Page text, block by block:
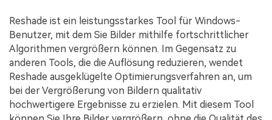
Reshade ist ein leistungsstarkes Tool für Windows-
Benutzer, mit dem Sie Bilder mithilfe fortschrittlicher
Algorithmen vergrößern können. Im Gegensatz zu
anderen Tools, die die Auflösung reduzieren, wendet
Reshade ausgeklügelte Optimierungsverfahren an, um
bei der Vergrößerung von Bildern qualitativ
hochwertigere Ergebnisse zu erzielen. Mit diesem Tool